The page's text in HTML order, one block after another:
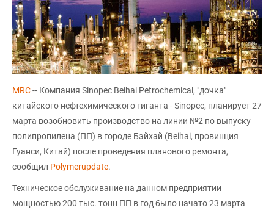
МRC-- Компания Sinopec Beihai Petrochemical, "дочка"
китайского нефтехимического гиганта - Sinopec, планирует 27
марта возобновить производство на линии №2 по выпуску
полипропилена (ПП) в городе Бэйхай (Beihai, провинция
Гуанси, Китай) после проведения планового ремонта,
сообщил Polymerupdate.
Техническое обслуживание на данном предприятии
мощностью 200 тыс. тонн ПП в год было начато 23 марта